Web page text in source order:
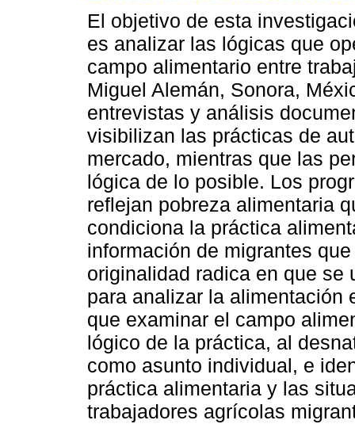
El objetivo de esta
es analizar las lógicas que
campo alimentario entre
Miguel Alemán, Sonora,
entrevistas y análisis
visibilizan las prácticas de
mercado, mientras que las
lógica de lo posible. Los
reflejan pobreza alimentaria
condiciona la práctica
información de migrantes
originalidad radica en que se
para analizar la alimentación
que examinar el campo
lógico de la práctica, al
como asunto individual, e
práctica alimentaria y las
trabajadores agrícolas